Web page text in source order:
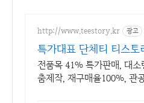
http://www.teestory.kr 광고
특가대표 단체티 티스토
6년 전통의 전문업체
전품목 41% 특가판매, 대소
춤제작, 재구매율100%, 관